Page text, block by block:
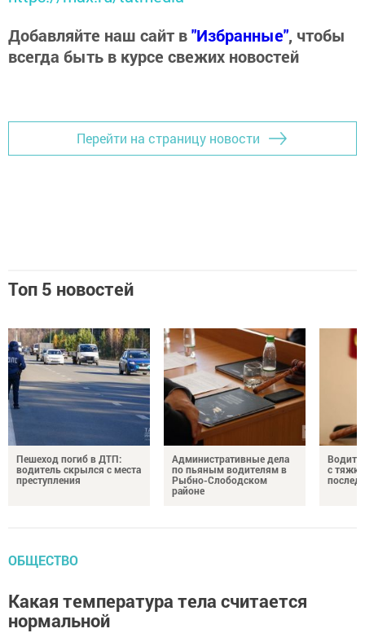
Добавляйте наш сайт в"Избранные", чтобы
всегда быть в курсе свежих новостей
Перейти на страницу новости
Топ 5 новостей
Пешеход погиб в ДТП:
водитель скрылся с места
преступления
Административные дела
по пьяным водителям в
Рыбно-Слободском
районе
с
ОБЩЕСТВО
Какая температура тела считается
нормальной